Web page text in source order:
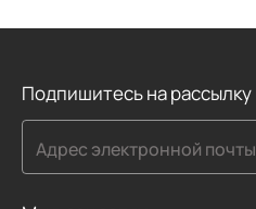
Подпишитесь на рассылку
Адрес электронной почты